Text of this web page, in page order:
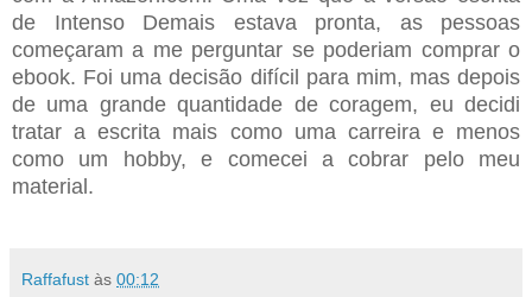
de Intenso Demais estava pronta, as pessoas
começaram a me perguntar se poderiam comprar o
ebook. Foi uma decisão difícil para mim, mas depois
de uma grande quantidade de coragem, eu decidi
tratar a escrita mais como uma carreira e menos
como um hobby, e comecei a cobrar pelo meu
material.
Raffafust às 00:12